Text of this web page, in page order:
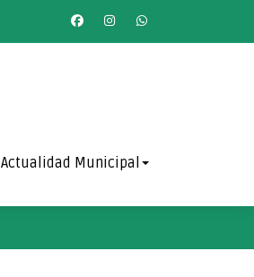
Actualidad Municipal